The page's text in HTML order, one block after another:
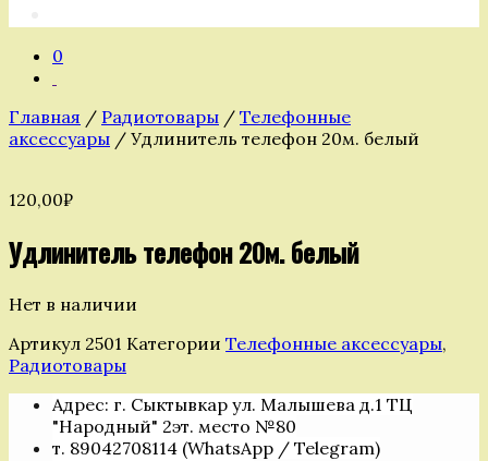
0
Главная / Радиотовары / Телефонные
аксессуары / Удлинитель телефон 20м. белый
120,00₽
Удлинитель телефон 20м. белый
Нет в наличии
Артикул 2501 Категории Телефонные аксессуары,
Радиотовары
Адрес: г. Сыктывкар ул. Малышева д.1 ТЦ
"Народный" 2эт. место №80
т. 89042708114 (WhatsApp / Telegram)